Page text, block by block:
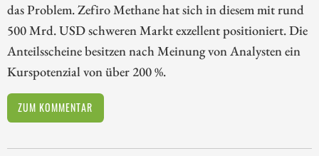
das Problem. Zefiro Methane hat sich in diesem mit rund
500 Mrd. USD schweren Markt exzellent positioniert. Die
Anteilsscheine besitzen nach Meinung von Analysten ein
Kurspotenzial von über 200 %.
ZUM KOMMENTAR